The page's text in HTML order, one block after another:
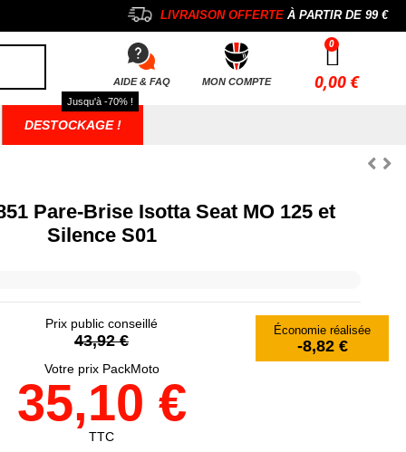
LIVRAISON OFFERTEÀ PARTIR DE 99 €
AIDE & FAQ MON COMPTE 0,00 €
DESTOCKAGE !
Jusqu'à -70% !
Pare-Brise Isotta Seat MO 125 et
Silence S01
Prix public conseillé
43,92 €
Économie réalisée
-8,82 €
Votre prix PackMoto
35,10 €
TTC